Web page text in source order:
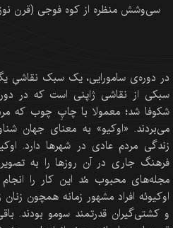
سی‌وشش منظره از کوه فوجی (قرن
در دوره‌ی سامورایی، یک سبک نقاشیِ
شکوفا شد؛ معمولا با چاپِ چوب که
می‌بردند. «اوکیو» به معنای جهان
زندگی مردم عادی در شهرها دارد.
فرهنگ جاری در آن روزها را به
مجله‌های محبوب مُد این کار را
اوکیوئه افراد مشهور زمانه همچون زنان
و کشتی‌گیران قدرتمند سومو بودند.